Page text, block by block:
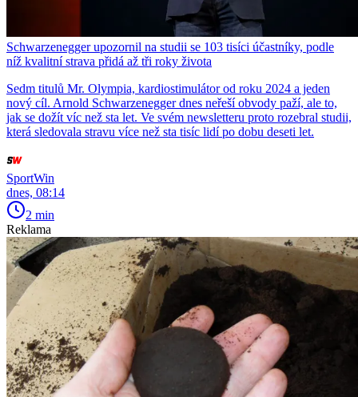
Schwarzenegger upozornil na studii se 103 tisíci účastníky, podle
níž kvalitní strava přidá až tři roky života
Sedm titulů Mr. Olympia, kardiostimulátor od roku 2024 a jeden
nový cíl. Arnold Schwarzenegger dnes neřeší obvody paží, ale to,
jak se dožít víc než sta let. Ve svém newsletteru proto rozebral studii,
která sledovala stravu více než sta tisíc lidí po dobu deseti let.
SportWin
dnes, 08:14
2 min
Reklama